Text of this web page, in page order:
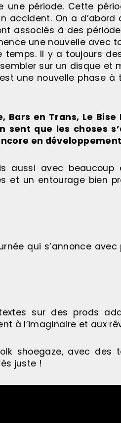
une période. Cette
accident. On a d’abord
associés à des
une nouvelle avec
temps. Il y a toujours
sur un disque et
une nouvelle phase
Bars en Trans, Le
que les choses
en
aussi avec beaucoup
et un entourage bien
qui s’annonce
sur des prods
à l’imaginaire et aux
shoegaze, avec des
juste !